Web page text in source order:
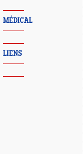
MÉDICAL
LIENS